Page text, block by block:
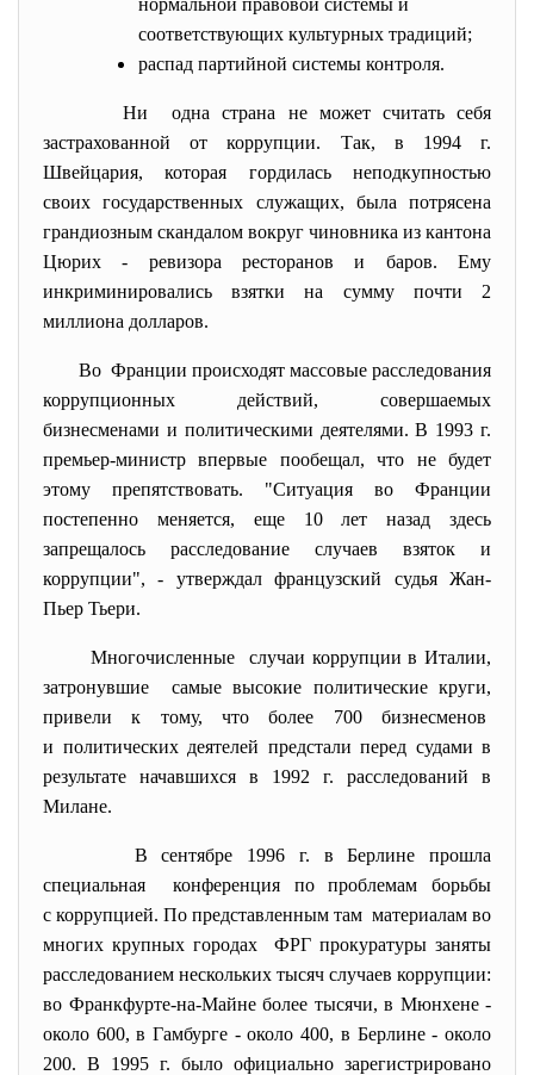
нормальной правовой системы и
соответствующих культурных традиций;
распад партийной системы контроля.
Ни одна страна не может считать себя
застрахованной от коррупции. Так, в 1994 г.
Швейцария, которая гордилась неподкупностью
своих государственных служащих, была потрясена
грандиозным скандалом вокруг чиновника из кантона
Цюрих - ревизора ресторанов и баров. Ему
инкриминировались взятки на сумму почти 2
миллиона долларов.
Во Франции происходят массовые расследования
коррупционных действий, совершаемых
бизнесменами и политическими деятелями. В 1993 г.
премьер-министр впервые пообещал, что не будет
этому препятствовать. "Ситуация во Франции
постепенно меняется, еще 10 лет назад здесь
запрещалось расследование случаев взяток и
коррупции", - утверждал французский судья Жан-
Пьер Тьери.
Многочисленные случаи коррупции в Италии,
затронувшие самые высокие политические круги,
привели к тому, что более 700 бизнесменов
и политических деятелей предстали перед судами в
результате начавшихся в 1992 г. расследований в
Милане.
В сентябре 1996 г. в Берлине прошла
специальная конференция по проблемам борьбы
с коррупцией. По представленным там материалам во
многих крупных городах ФРГ прокуратуры заняты
расследованием нескольких тысяч случаев коррупции:
во Франкфурте-на-Майне более тысячи, в Мюнхене -
около 600, в Гамбурге - около 400, в Берлине - около
200. В 1995 г. было официально зарегистрировано